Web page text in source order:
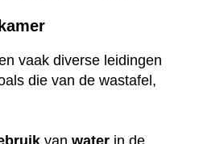
vaak diverse leidingen
die van de wastafel,
van water in de